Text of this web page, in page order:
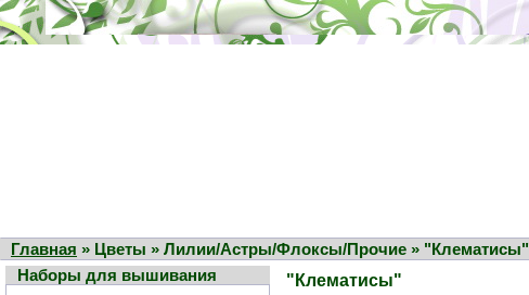
Главная » Цветы » Лилии/Астры/Флоксы/Прочие » "Клематисы"
Наборы для вышивания
"Клематисы"